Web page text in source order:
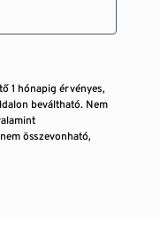
1 hónapig érvényes,
beváltható. Nem
összevonható,